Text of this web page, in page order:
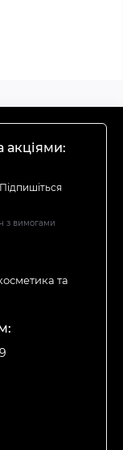
акціями:
Підпишіться
з вимогами
та